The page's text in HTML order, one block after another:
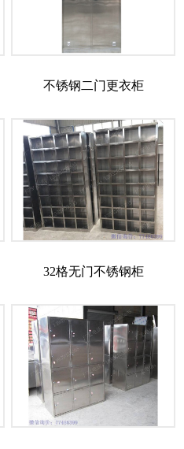
不锈钢二门更衣柜
32格无门不锈钢柜